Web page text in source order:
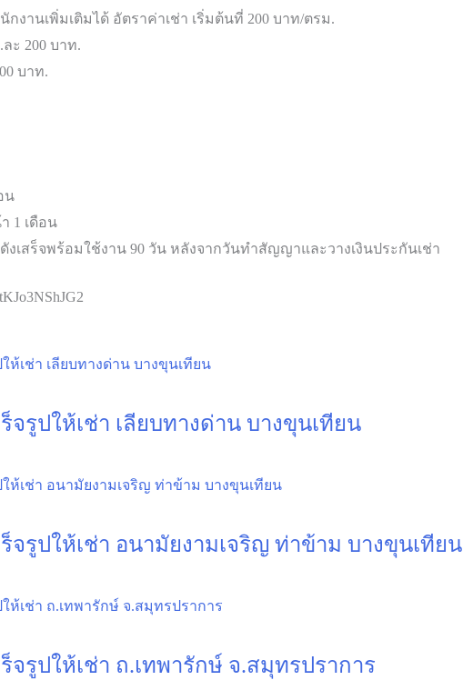
งานเพิ่มเติมได้ อัตราค่าเช่า เริ่มต้นที่ 200 บาท/ตรม.
ะ​ 200​ บาท.
บาท.
น
1 เดือน
งเสร็จพร้อมใช้งาน 90 วัน หลังจากวันทำสัญญาและวางเงินประกันเช่า
จรูปให้เช่า เลียบทางด่าน บางขุนเทียน
ร็จรูปให้เช่า อนามัยงามเจริญ ท่าข้าม บางขุนเทียน
ร็จรูปให้เช่า ถ.เทพารักษ์ จ.สมุทรปราการ